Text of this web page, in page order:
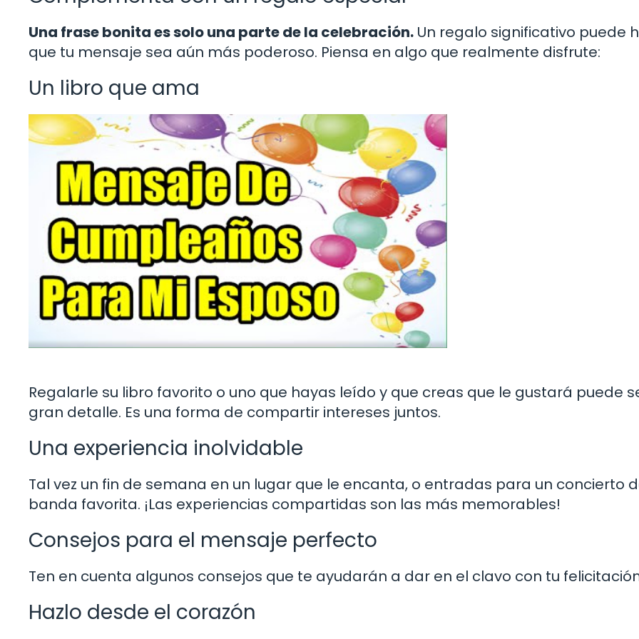
Una frase bonita es solo una parte de la celebración. Un regalo significativo puede
que tu mensaje sea aún más poderoso. Piensa en algo que realmente disfrute:
Un libro que ama
Regalarle su libro favorito o uno que hayas leído y que creas que le gustará puede
gran detalle. Es una forma de compartir intereses juntos.
Una experiencia inolvidable
Tal vez un fin de semana en un lugar que le encanta, o entradas para un concierto
banda favorita. ¡Las experiencias compartidas son las más memorables!
Consejos para el mensaje perfecto
Ten en cuenta algunos consejos que te ayudarán a dar en el clavo con tu
Hazlo desde el corazón